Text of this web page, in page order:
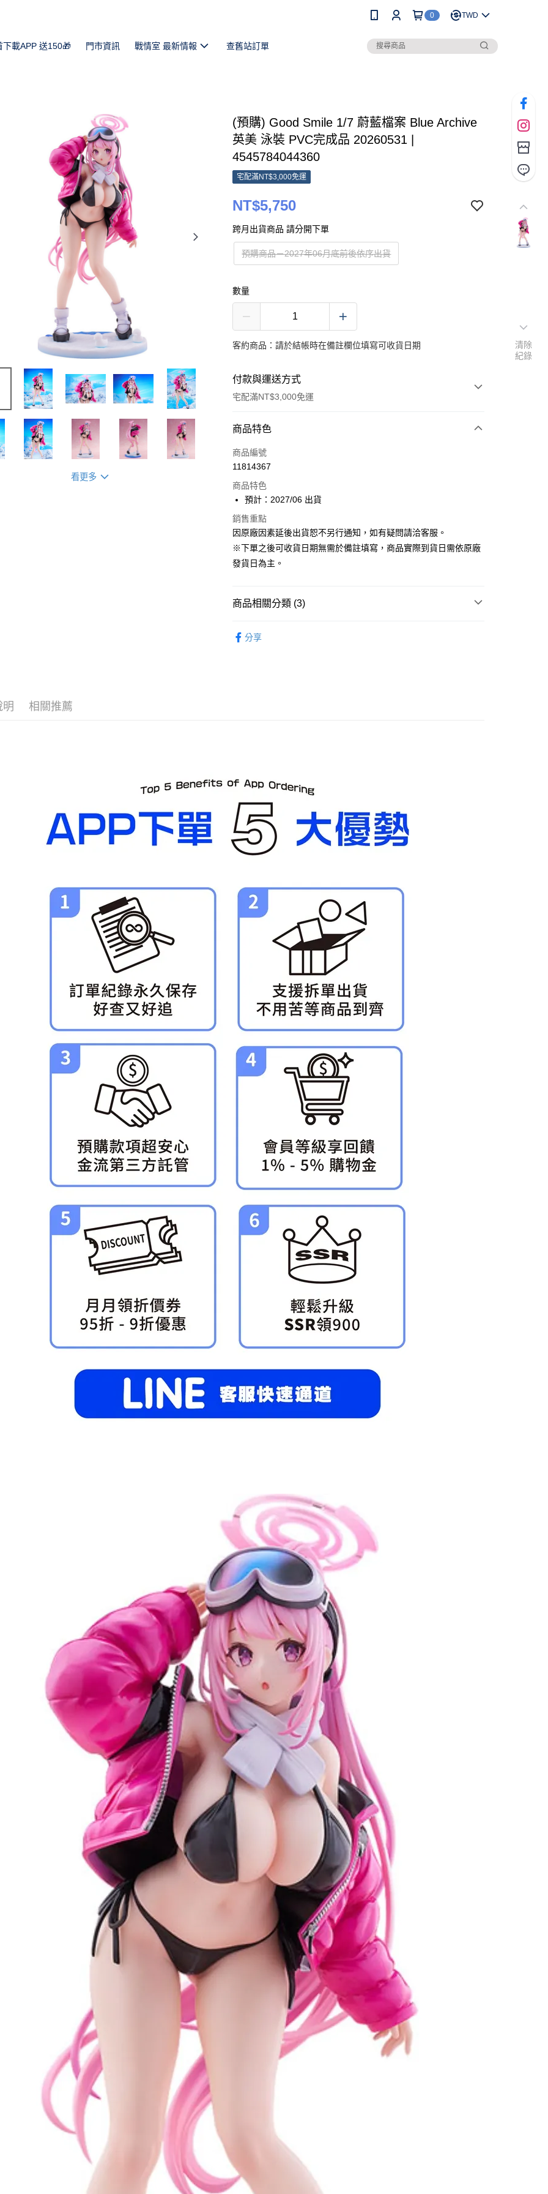
0 TWD
下載APP 送150🎁 門市資訊 戰情室 最新情報 查舊站訂單
看更多
(預購) Good Smile 1/7 蔚藍檔案 Blue Archive
英美 泳裝 PVC完成品 20260531 |
4545784044360
宅配滿NT$3,000免運
NT$5,750
跨月出貨商品 請分開下單
預購商品－2027年06月底前後依序出貨
數量
客約商品：請於結帳時在備註欄位填寫可收貨日期
付款與運送方式
宅配滿NT$3,000免運
付款方式
信用卡一次付款
ATM付款
運送方式
預購-宅配(舊)
預購-宅配(離島)(舊)
東海門市自取，需自備購物袋取貨唷。
商品特色
商品編號
11814367
商品特色
預計：2027/06 出貨
銷售重點
因原廠因素延後出貨恕不另行通知，如有疑問請洽客服。
※下單之後可收貨日期無需於備註填寫，商品實際到貨日需依原廠
發貨日為主。
商品相關分類 (3)
分享
明 相關推薦
清除
紀錄